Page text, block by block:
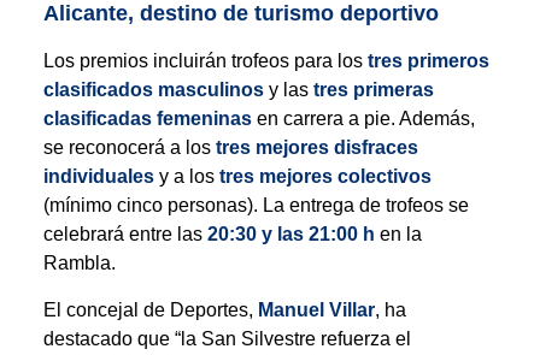
Alicante, destino de turismo deportivo
Los premios incluirán trofeos para los tres primeros
clasificados masculinosy las tres primeras
clasificadas femeninasen carrera a pie. Además,
se reconocerá a los tres mejores disfraces
individualesy a los tres mejores colectivos
(mínimo cinco personas). La entrega de trofeos se
celebrará entre las 20:30 y las 21:00 h en la
Rambla.
El concejal de Deportes, Manuel Villar, ha
destacado que “la San Silvestre refuerza el